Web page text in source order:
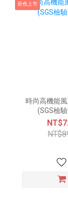
新色上市
時尚高機能
(SGS檢